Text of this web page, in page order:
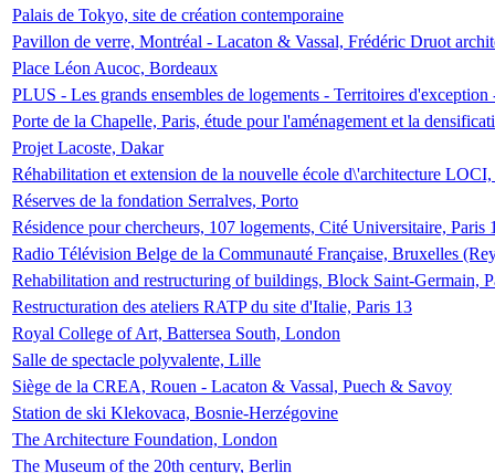
Palais de Tokyo, site de création contemporaine
Pavillon de verre, Montréal - Lacaton & Vassal, Frédéric Druot
Place Léon Aucoc, Bordeaux
PLUS - Les grands ensembles de logements - Territoires
Porte de la Chapelle, Paris, étude pour l'aménagement et la
Projet Lacoste, Dakar
Réhabilitation et extension de la nouvelle école d\'architecture
Réserves de la fondation Serralves, Porto
Résidence pour chercheurs, 107 logements, Cité Universitaire, Paris
Radio Télévision Belge de la Communauté Française, Bruxelles
Rehabilitation and restructuring of buildings, Block Saint-Germain,
Restructuration des ateliers RATP du site d'Italie, Paris 13
Royal College of Art, Battersea South, London
Salle de spectacle polyvalente, Lille
Siège de la CREA, Rouen - Lacaton & Vassal, Puech & Savoy
Station de ski Klekovaca, Bosnie-Herzégovine
The Architecture Foundation, London
The Museum of the 20th century, Berlin